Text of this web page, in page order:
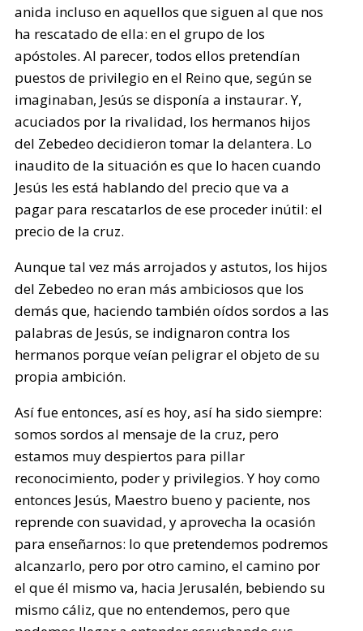
anida incluso en aquellos que siguen al que nos
ha rescatado de ella: en el grupo de los
apóstoles. Al parecer, todos ellos pretendían
puestos de privilegio en el Reino que, según se
imaginaban, Jesús se disponía a instaurar. Y,
acuciados por la rivalidad, los hermanos hijos
del Zebedeo decidieron tomar la delantera. Lo
inaudito de la situación es que lo hacen cuando
Jesús les está hablando del precio que va a
pagar para rescatarlos de ese proceder inútil: el
precio de la cruz.
Aunque tal vez más arrojados y astutos, los hijos
del Zebedeo no eran más ambiciosos que los
demás que, haciendo también oídos sordos a las
palabras de Jesús, se indignaron contra los
hermanos porque veían peligrar el objeto de su
propia ambición.
Así fue entonces, así es hoy, así ha sido siempre:
somos sordos al mensaje de la cruz, pero
estamos muy despiertos para pillar
reconocimiento, poder y privilegios. Y hoy como
entonces Jesús, Maestro bueno y paciente, nos
reprende con suavidad, y aprovecha la ocasión
para enseñarnos: lo que pretendemos podremos
alcanzarlo, pero por otro camino, el camino por
el que él mismo va, hacia Jerusalén, bebiendo su
mismo cáliz, que no entendemos, pero que